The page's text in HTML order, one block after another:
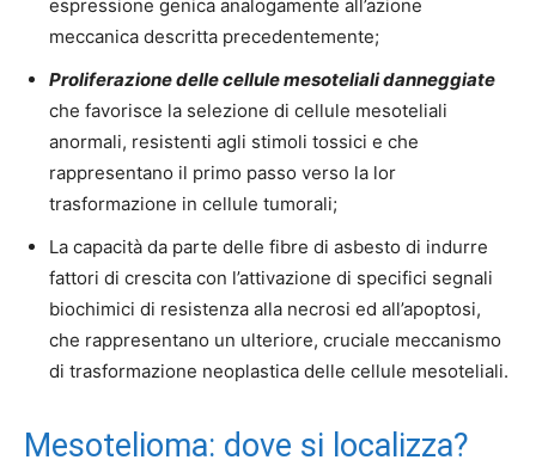
espressione genica analogamente all’azione
meccanica descritta precedentemente;
Proliferazione delle cellule mesoteliali danneggiate
che favorisce la selezione di cellule mesoteliali
anormali, resistenti agli stimoli tossici e che
rappresentano il primo passo verso la lor
trasformazione in cellule tumorali;
La capacità da parte delle fibre di asbesto di indurre
fattori di crescita con l’attivazione di specifici segnali
biochimici di resistenza alla necrosi ed all’apoptosi,
che rappresentano un ulteriore, cruciale meccanismo
di trasformazione neoplastica delle cellule mesoteliali.
Mesotelioma: dove si localizza?